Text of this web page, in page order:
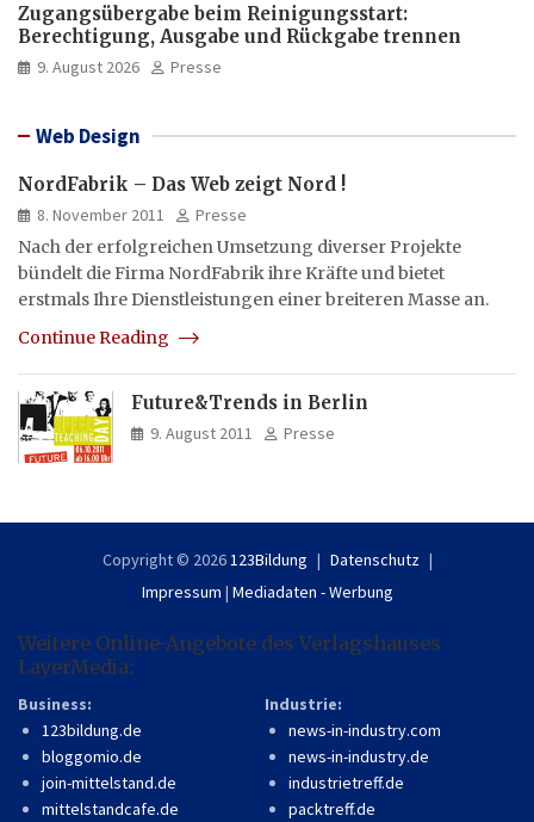
Zugangsübergabe beim Reinigungsstart:
Berechtigung, Ausgabe und Rückgabe trennen
9. August 2026 Presse
Web Design
NordFabrik – Das Web zeigt Nord !
8. November 2011
Presse
Nach der erfolgreichen Umsetzung diverser Projekte
bündelt die Firma NordFabrik ihre Kräfte und bietet
erstmals Ihre Dienstleistungen einer breiteren Masse an.
Continue Reading
Future&Trends in Berlin
9. August 2011 Presse
Copyright © 2026123Bildung
Datenschutz
Impressum | Mediadaten - Werbung
Weitere Online-Angebote des Verlagshauses
LayerMedia:
Business:
123bildung.de
bloggomio.de
join-mittelstand.de
mittelstandcafe.de
Industrie:
news-in-industry.com
news-in-industry.de
industrietreff.de
packtreff.de